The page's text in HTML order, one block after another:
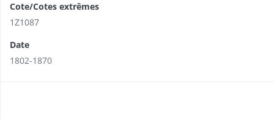
Cote/Cotes extrêmes
1Z1087
Date
1802-1870